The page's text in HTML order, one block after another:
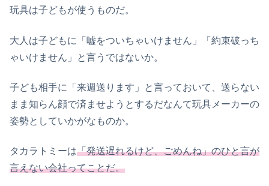
玩具は子どもが使うものだ。
大人は子どもに「嘘をついちゃいけません」「約束破っち
ゃいけません」と言うではないか。
子ども相手に「来週送ります」と言っておいて、送らない
まま知らん顔で済ませようとするだなんて玩具メーカーの
姿勢としていかがなものか。
タカラトミーは「発送遅れるけど、ごめんね」のひと言が
言えない会社ってことだ。